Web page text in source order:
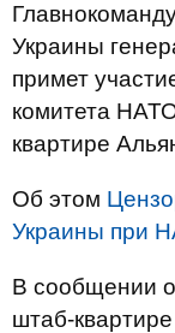
Украины
примет
комитета
квартире
Об этом
Украины при
В сообщении
штаб-